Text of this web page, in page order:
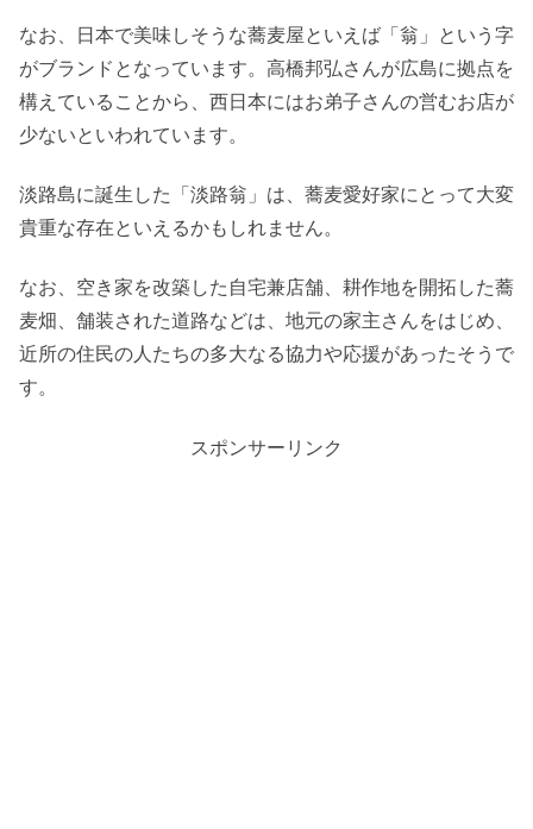
なお、日本で美味しそうな蕎麦屋といえば「翁」という字
がブランドとなっています。高橋邦弘さんが広島に拠点を
構えていることから、西日本にはお弟子さんの営むお店が
少ないといわれています。
淡路島に誕生した「淡路翁」は、蕎麦愛好家にとって大変
貴重な存在といえるかもしれません。
なお、空き家を改築した自宅兼店舗、耕作地を開拓した蕎
麦畑、舗装された道路などは、地元の家主さんをはじめ、
近所の住民の人たちの多大なる協力や応援があったそうで
す。
スポンサーリンク